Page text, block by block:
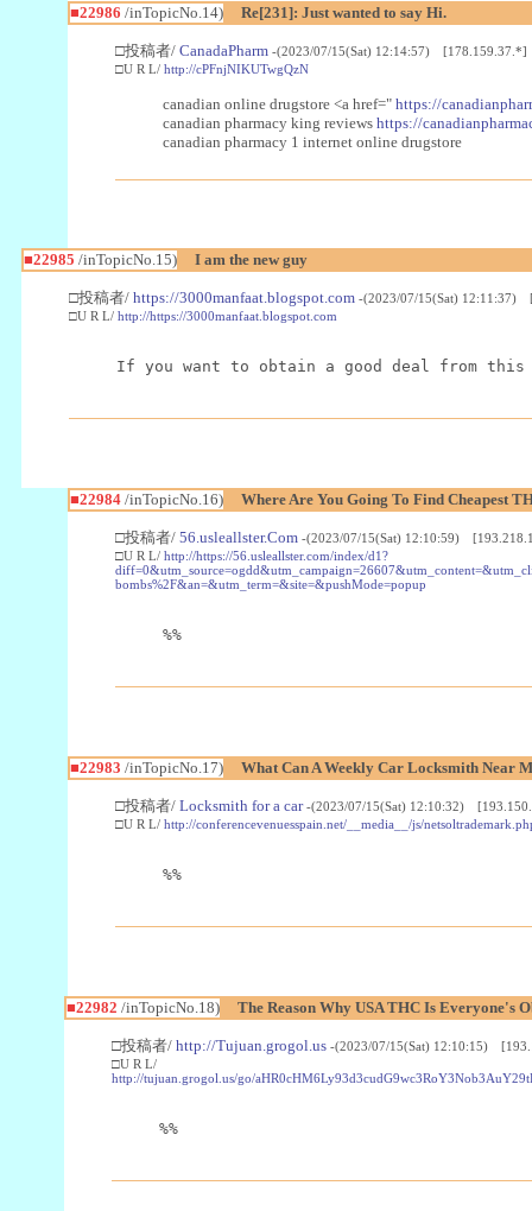
■22986 /inTopicNo.14) Re[231]: Just wanted to say Hi.
□投稿者/ CanadaPharm -(2023/07/15(Sat) 12:14:57) [178.159.37.*]
□U R L/ http://cPFnjNIKUTwgQzN
canadian online drugstore <a href=" https://
canadian pharmacy king reviews https://
canadian pharmacy 1 internet online drugstore
■22985 /inTopicNo.15) I am the new guy
□投稿者/ https://3000manfaat.blogspot.com -(2023/07/15(Sat) 12:11:37)
□U R L/ http://https://3000manfaat.blogspot.com
If you want to obtain a good deal from this
■22984/inTopicNo.16) Where Are You Going To Find Cheapest
□投稿者/ 56.usleallster.Com -(2023/07/15(Sat) 12:10:59)
□U R L/ http://https://56.usleallster.com/index/d1?
bombs%2F&an=&utm_term=&site=&pushMode=popup
%%
■22983 /inTopicNo.17) What Can A Weekly Car Locksmith Near
□投稿者/ Locksmith for a car -(2023/07/15(Sat) 12:10:32)
□U R L/ http://conferencevenuesspain.net/__media__/js/
%%
■22982 /inTopicNo.18) The Reason Why USA THC Is Everyone's
□投稿者/ http://Tujuan.grogol.us -(2023/07/15(Sat) 12:10:15)
□U R L/
http://tujuan.grogol.us/go/
%%